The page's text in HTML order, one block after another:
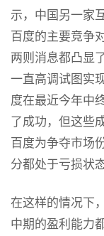
示，中国另一家
百度的主要竞争
两则消息都凸显
一直高调试图实
度在最近今年中
了成功，但这些
百度为争夺市场
分都处于亏损状态
在这样的情况下
中期的盈利能力